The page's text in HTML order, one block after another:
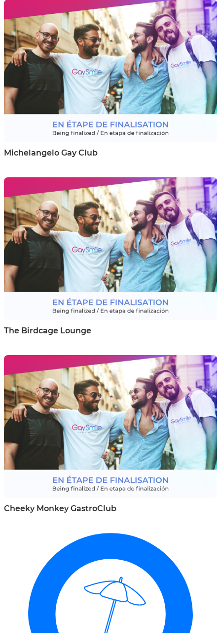
Michelangelo Gay Club
The Birdcage Lounge
Cheeky Monkey GastroClub